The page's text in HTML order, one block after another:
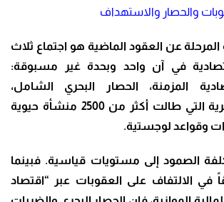
والحصار والاستهداف
عن العقود الماضية هو اجتماع ثلاث
في آن واحد وبحدة غير مسبوقة:
المزمنة، الحصار البحري الشامل،
والضربات العسكرية التي طالت أكثر من 2500 منشأة حيوية
وقواعد لوجستية.
الصمود إلى مستويات قياسية. فبينما
في الالتفاف على العقوبات عبر “اقتصاد